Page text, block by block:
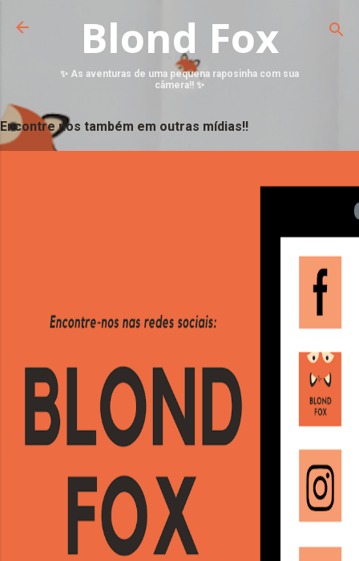
Blond Fox
✨ As aventuras de uma pequena raposinha com sua
câmera!! ✨
Encontre nos também em outras mídias!!